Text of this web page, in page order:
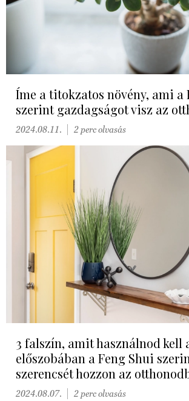
Íme a titokzatos növény, ami a
szerint gazdagságot visz az
2024.08.11. 2 perc olvasás
3 falszín, amit használnod kell
előszobában a Feng Shui
szerencsét hozzon az
2024.08.07. 2 perc olvasás